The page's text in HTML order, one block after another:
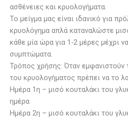
ασθένειες και κρυολογήματα.
Το μείγμα μας είναι ιδανικό για
κρυολόγημα απλά καταναλώστε
κάθε μία ώρα για 1-2 μέρες μέχρι
συμπτώματα.
Τρόπος χρήσης: Όταν
του κρυολογήματος πρέπει να το
Ημέρα 1η – μισό κουταλάκι του
ημέρα
Ημέρα 2η – μισό κουταλάκι του